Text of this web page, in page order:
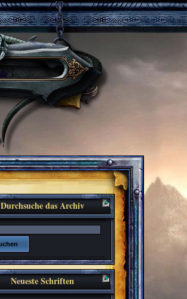
Durchsuche das Archiv
Neueste Schriften